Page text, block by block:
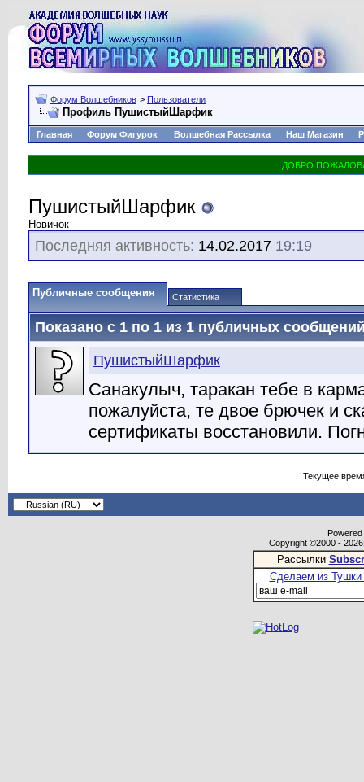
Форум Волшебников > Пользователи
Профиль ПушистыйШарфик
Главная Форум Фигурок Волшебная Рассылка Наш Магазин
ПушистыйШарфик
Новичок
Последняя активность: 14.02.2017 19:19
Публичные сообщения Статистика
Показано с 1 по 1 из 1 публичных
ПушистыйШарфик
Санакулыч, таракан тебе в
пожалуйста, те двое брючек и
сертификаты восстановили.
Текущее
Copyright ©2000 -
Рассылки
Сделаем из Тушки